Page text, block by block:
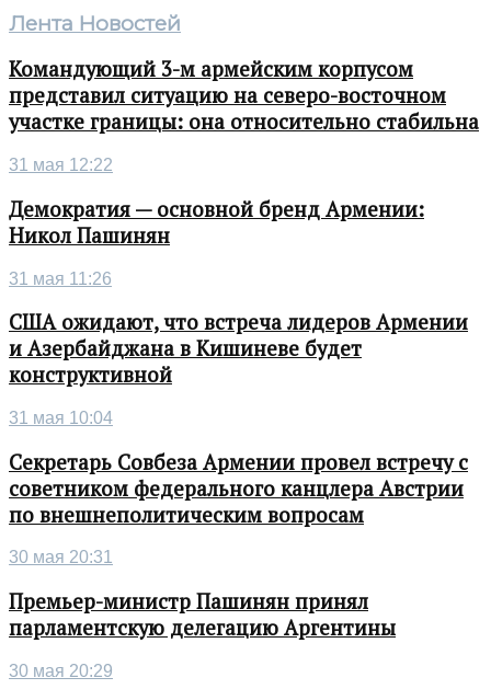
Лента Новостей
Командующий 3-м армейским корпусом
представил ситуацию на северо-восточном
участке границы: она относительно стабильна
31 мая 12:22
Демократия — основной бренд Армении:
Никол Пашинян
31 мая 11:26
США ожидают, что встреча лидеров Армении
и Азербайджана в Кишиневе будет
конструктивной
31 мая 10:04
Секретарь Совбеза Армении провел встречу с
советником федерального канцлера Австрии
по внешнеполитическим вопросам
30 мая 20:31
Премьер-министр Пашинян принял
парламентскую делегацию Аргентины
30 мая 20:29